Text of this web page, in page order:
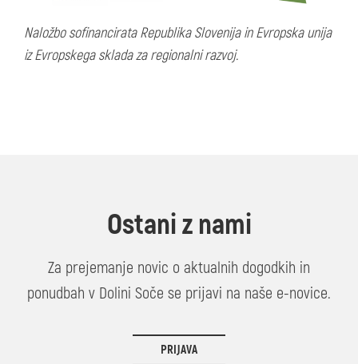
Naložbo sofinancirata Republika Slovenija in Evropska unija
iz Evropskega sklada za regionalni razvoj.
Ostani z nami
Za prejemanje novic o aktualnih dogodkih in
ponudbah v Dolini Soče se prijavi na naše e-novice.
PRIJAVA